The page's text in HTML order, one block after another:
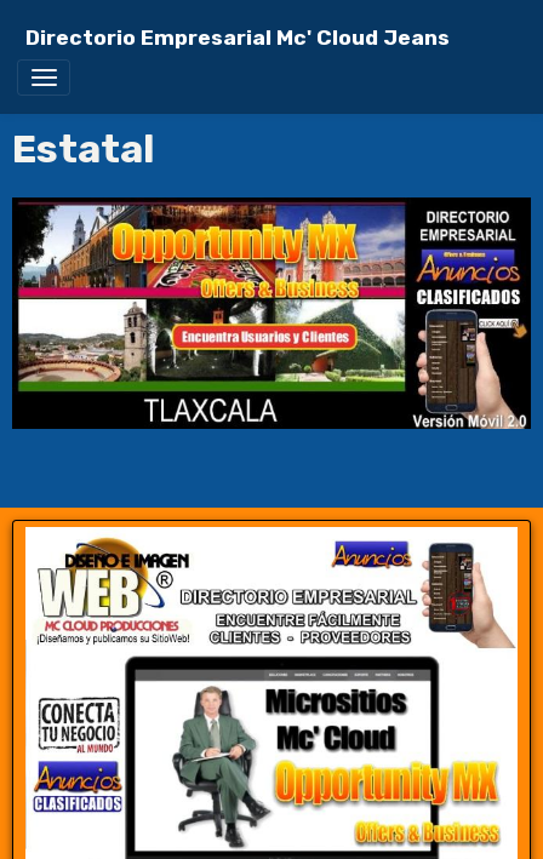
Directorio Empresarial Mc' Cloud Jeans
Estatal